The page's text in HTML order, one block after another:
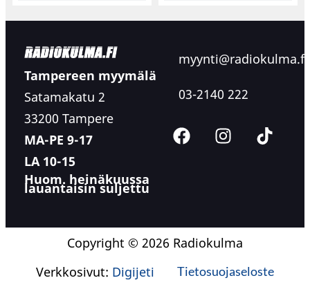
Tampereen myymälä
Satamakatu 2
33200 Tampere
MA-PE 9-17
LA 10-15
Huom. heinäkuussa
lauantaisin suljettu
myynti@radiokulma.fi
03-2140 222
Copyright © 2026 Radiokulma
Verkkosivut: Digijeti Tietosuojaseloste